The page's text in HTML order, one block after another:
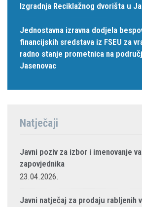
Izgradnja Reciklažnog dvorišta u
Jednostavna izravna dodjela
financijskih sredstava iz FSEU za
radno stanje prometnica na
Jasenovac
Natječaji
Javni poziv za izbor i imenovanje
zapovjednika
23.04.2026.
Javni natječaj za prodaju rabljenih